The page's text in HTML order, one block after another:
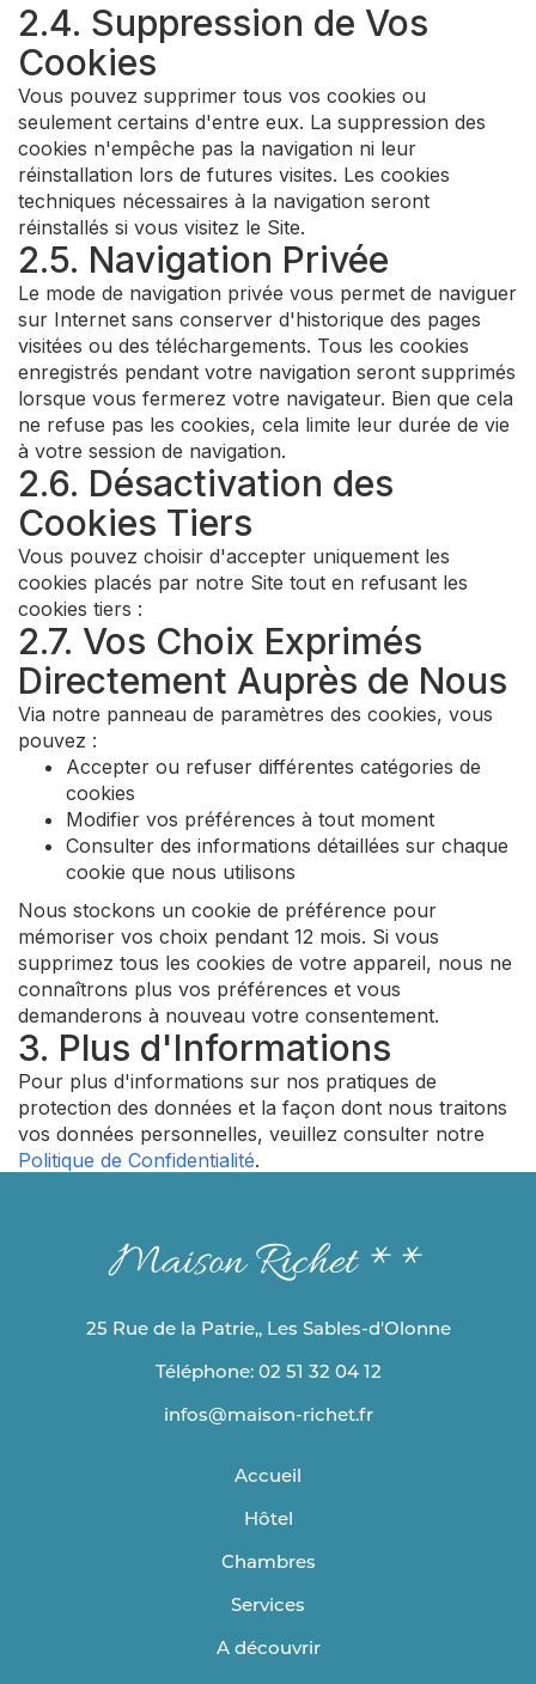
2.4. Suppression de Vos
Cookies
Vous pouvez supprimer tous vos cookies ou
seulement certains d'entre eux. La suppression des
cookies n'empêche pas la navigation ni leur
réinstallation lors de futures visites. Les cookies
techniques nécessaires à la navigation seront
réinstallés si vous visitez le Site.
2.5. Navigation Privée
Le mode de navigation privée vous permet de naviguer
sur Internet sans conserver d'historique des pages
visitées ou des téléchargements. Tous les cookies
enregistrés pendant votre navigation seront supprimés
lorsque vous fermerez votre navigateur. Bien que cela
ne refuse pas les cookies, cela limite leur durée de vie
à votre session de navigation.
2.6. Désactivation des
Cookies Tiers
Vous pouvez choisir d'accepter uniquement les
cookies placés par notre Site tout en refusant les
cookies tiers :
2.7. Vos Choix Exprimés
Directement Auprès de Nous
Via notre panneau de paramètres des cookies, vous
pouvez :
Accepter ou refuser différentes catégories de
cookies
Modifier vos préférences à tout moment
Consulter des informations détaillées sur chaque
cookie que nous utilisons
Nous stockons un cookie de préférence pour
mémoriser vos choix pendant 12 mois. Si vous
supprimez tous les cookies de votre appareil, nous ne
connaîtrons plus vos préférences et vous
demanderons à nouveau votre consentement.
3. Plus d'Informations
Pour plus d'informations sur nos pratiques de
protection des données et la façon dont nous traitons
vos données personnelles, veuillez consulter notre
Politique de Confidentialité.
Maison Richet **
25 Rue de la Patrie,, Les Sables-d'Olonne
Téléphone: 02 51 32 04 12
infos@maison-richet.fr
Accueil
Hôtel
Chambres
Services
A découvrir